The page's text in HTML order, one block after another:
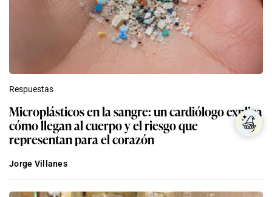
Respuestas
Microplásticos en la sangre: un cardiólogo explica
cómo llegan al cuerpo y el riesgo que
representan para el corazón
Jorge Villanes